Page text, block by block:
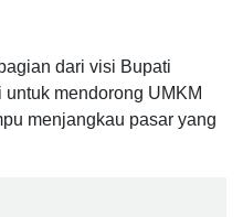
dari visi Bupati
mendorong UMKM
menjangkau pasar yang